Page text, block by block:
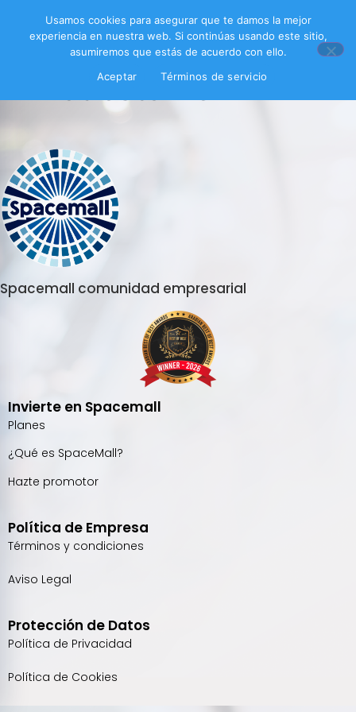
Encuesta FenixX
Spacemall comunidad empresarial
Invierte en Spacemall
Planes
¿Qué es SpaceMall?
Hazte promotor
Política de Empresa
Términos y condiciones
Aviso Legal
Protección de Datos
Política de Privacidad
Política de Cookies
Usamos cookies para asegurar que te damos la mejor
experiencia en nuestra web. Si continúas usando este sitio,
asumiremos que estás de acuerdo con ello.
Aceptar
Términos de servicio